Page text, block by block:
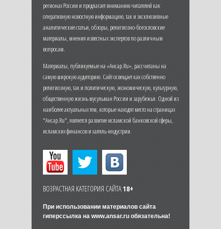
регионах России и предлагает вниманию читателей как
оперативную новостную информацию, так и эксклюзивные
аналитические статьи, обзоры, религиозно-богословские
материалы, мнения известных экспертов по различным
вопросам.
Материалы, публикуемые на «Ансар.Ru», рассчитаны на
самую широкую аудиторию. Сайт освещает как собственно
религиозную, так и политическую, экономическую, культурную,
общественную жизнь мусульман России и зарубежья. Одной из
наиболее актуальных тем, которые находят место на страницах
"Ансар.Ru", является развитие исламской банковской сферы,
исламских финансов и халяль-индустрии.
ВОЗРАСТНАЯ КАТЕГОРИЯ САЙТА18+
При использовании материалов сайта
гиперссылка на www.ansar.ruобязательна!